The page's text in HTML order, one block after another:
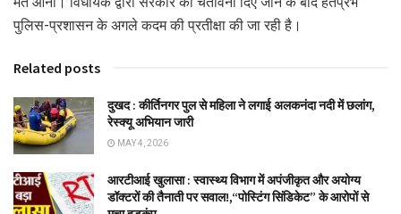
पुलिस-प्रशासन के अगले कदम की प्रतीक्षा की जा रही है।
Related posts
दुखद : कीर्तिनगर पुल से महिला ने लगाई अलकनंदा नदी में छलांग,
रेस्क्यू अभियान जारी
MAY 4, 2026
आरटीआई खुलासा : स्वास्थ्य विभाग में अपंजीकृत और अयोग्य
डॉक्टरों की तैनाती पर सवाल!,“पोस्टिंग सिंडिकेट” के आरोपों से